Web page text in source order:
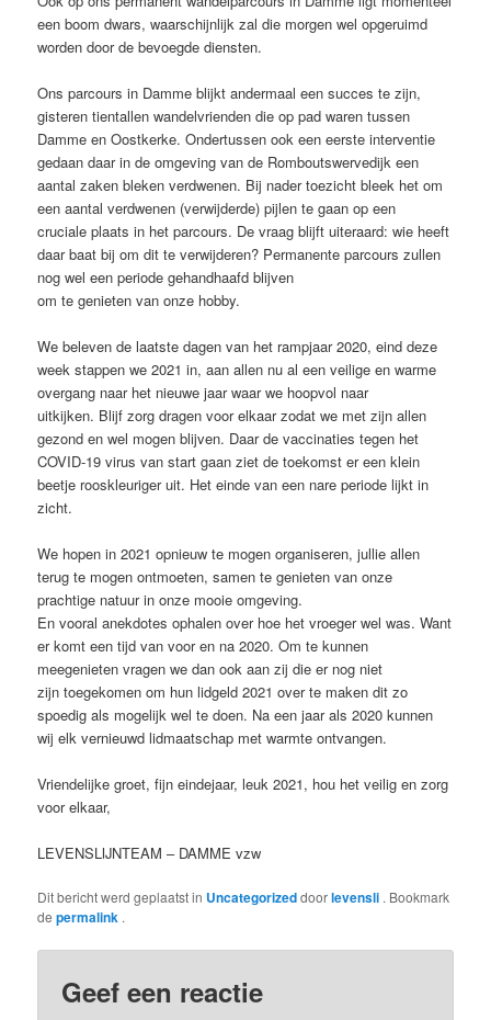
een boom dwars, waarschijnlijk zal die morgen wel opgeruimd
worden door de bevoegde diensten.
Ons parcours in Damme blijkt andermaal een succes te zijn,
gisteren tientallen wandelvrienden die op pad waren tussen
Damme en Oostkerke. Ondertussen ook een eerste interventie
gedaan daar in de omgeving van de Romboutswervedijk een
aantal zaken bleken verdwenen. Bij nader toezicht bleek het om
een aantal verdwenen (verwijderde) pijlen te gaan op een
cruciale plaats in het parcours. De vraag blijft uiteraard: wie heeft
daar baat bij om dit te verwijderen? Permanente parcours zullen
nog wel een periode gehandhaafd blijven
om te genieten van onze hobby.
We beleven de laatste dagen van het rampjaar 2020, eind deze
week stappen we 2021 in, aan allen nu al een veilige en warme
overgang naar het nieuwe jaar waar we hoopvol naar
uitkijken. Blijf zorg dragen voor elkaar zodat we met zijn allen
gezond en wel mogen blijven. Daar de vaccinaties tegen het
COVID-19 virus van start gaan ziet de toekomst er een klein
beetje rooskleuriger uit. Het einde van een nare periode lijkt in
zicht.
We hopen in 2021 opnieuw te mogen organiseren, jullie allen
terug te mogen ontmoeten, samen te genieten van onze
prachtige natuur in onze mooie omgeving.
En vooral anekdotes ophalen over hoe het vroeger wel was. Want
er komt een tijd van voor en na 2020. Om te kunnen
meegenieten vragen we dan ook aan zij die er nog niet
zijn toegekomen om hun lidgeld 2021 over te maken dit zo
spoedig als mogelijk wel te doen. Na een jaar als 2020 kunnen
wij elk vernieuwd lidmaatschap met warmte ontvangen.
Vriendelijke groet, fijn eindejaar, leuk 2021, hou het veilig en zorg
voor elkaar,
LEVENSLIJNTEAM – DAMME vzw
Dit bericht werd geplaatst in Uncategorizeddoorlevensli . Bookmark
depermalink .
Geef een reactie